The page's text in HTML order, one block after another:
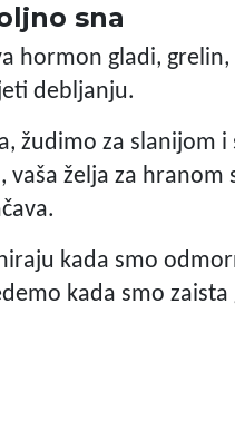
sna
hormon gladi,
debljanju.
žudimo za slanijom
želja za
kada smo
kada smo